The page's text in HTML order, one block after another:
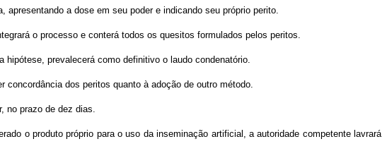
apresentando a dose em seu poder e indicando seu próprio perito.
o processo e conterá todos os quesitos formulados pelos peritos.
prevalecerá como definitivo o laudo condenatório.
dos peritos quanto à adoção de outro método.
no prazo de dez dias.
o produto próprio para o uso da inseminação artificial, a autoridade competente lavrará